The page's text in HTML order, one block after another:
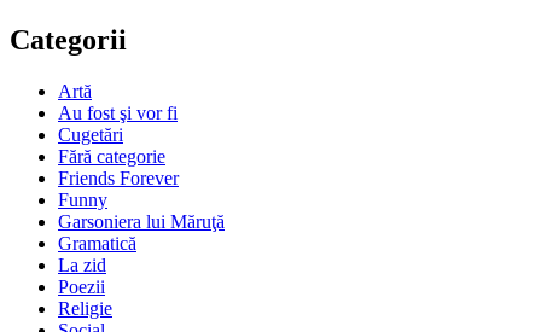
Categorii
Artă
Au fost şi vor fi
Cugetări
Fără categorie
Friends Forever
Funny
Garsoniera lui Măruţă
Gramatică
La zid
Poezii
Religie